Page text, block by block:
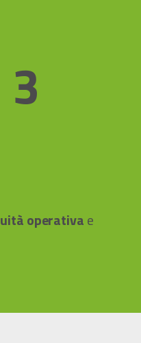
3
operativae